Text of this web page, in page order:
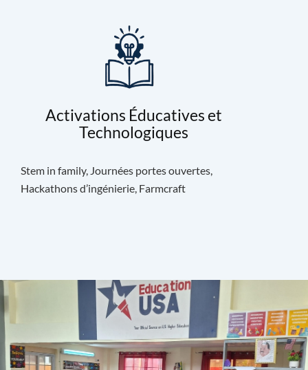
Activations Éducatives et
Technologiques
Stem in family, Journées portes ouvertes,
Hackathons d’ingénierie, Farmcraft